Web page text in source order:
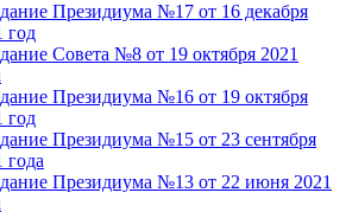
Президиума №17 от 16 декабря
год
Совета №8 от 19 октября 2021
Президиума №16 от 19 октября
год
Президиума №15 от 23 сентября
года
Президиума №13 от 22 июня 2021